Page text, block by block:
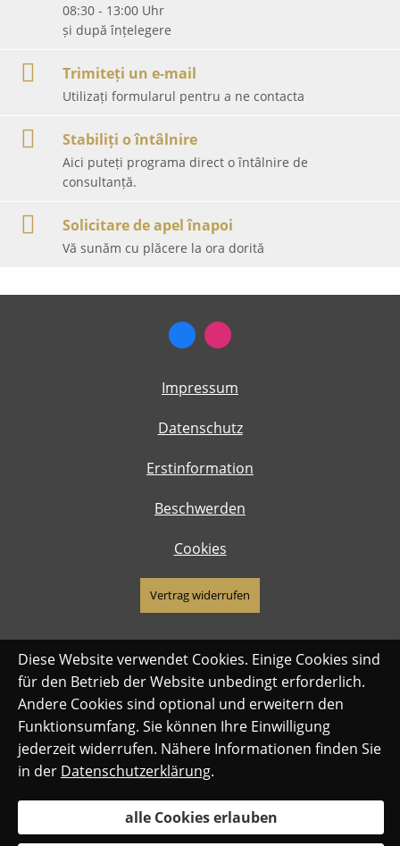
08:30 - 13:00 Uhr
și după înțelegere
Trimiteți un e-mail
Utilizați formularul pentru a ne contacta
Stabiliți o întâlnire
Aici puteți programa direct o întâlnire de
consultanță.
Solicitare de apel înapoi
Vă sunăm cu plăcere la ora dorită
Impressum
Datenschutz
Erstinformation
Beschwerden
Cookies
Vertrag widerrufen
Diese Website verwendet Cookies. Einige Cookies sind
für den Betrieb der Website unbedingt erforderlich.
Andere Cookies sind optional und erweitern den
Funktionsumfang. Sie können Ihre Einwilligung
jederzeit widerrufen. Nähere Informationen finden Sie
in der Datenschutzerklärung.
alle Cookies erlauben